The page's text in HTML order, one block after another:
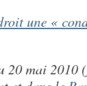
une «
20 mai 2010